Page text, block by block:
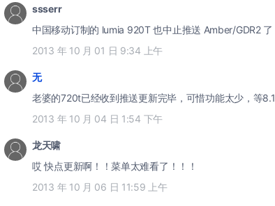
ssserr
中国移动订制的 lumia 920T 也中止推送 Amber/GDR2 了
2013 年 10 月 01 日 9:34 上午
无
老婆的720t已经收到推送更新完毕，可惜功能太少，等8.1
2013 年 10 月 04 日 1:54 下午
龙天啸
哎 快点更新啊！！菜单太难看了！！！
2013 年 10 月 06 日 11:59 上午